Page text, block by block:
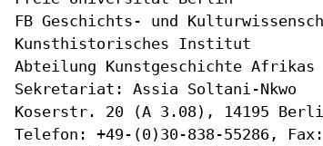
FB Geschichts- und
Kunsthistorisches Institut
Abteilung Kunstgeschichte Afrikas
Sekretariat: Assia Soltani-Nkwo
Koserstr. 20 (A 3.08), 14195
Telefon: +49-(0)30-838-55286,